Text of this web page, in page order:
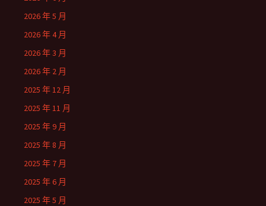
2026 年 5 月
2026 年 4 月
2026 年 3 月
2026 年 2 月
2025 年 12 月
2025 年 11 月
2025 年 9 月
2025 年 8 月
2025 年 7 月
2025 年 6 月
2025 年 5 月